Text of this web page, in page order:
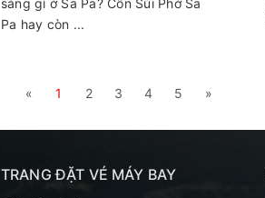
sáng gì ở Sa Pa? Cốn Sủi Phở Sa
Pa hay còn ...
« 1 2 3 4 5 »
TRANG ĐẶT VÉ MÁY BAY